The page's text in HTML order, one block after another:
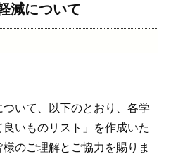
減について
いて、以下のとおり、各学
いものリスト」を作成いた
のご理解とご協力を賜りま